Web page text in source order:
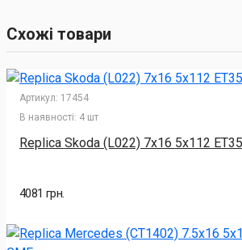
Схожі товари
Артикул: 17454
В наявності: 4 шт
Replica Skoda (L022) 7x16 5x112
4081 грн.